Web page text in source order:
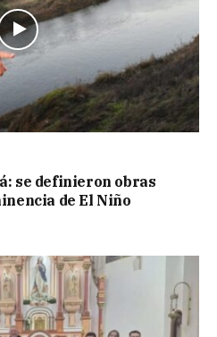
se definieron obras
de El Niño